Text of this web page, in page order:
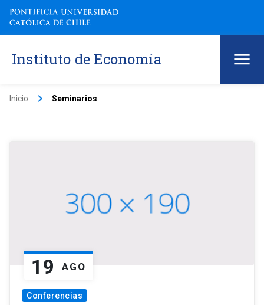
Instituto de Economía
Inicio keyboard_arrow_right Seminarios
19 AGO
Conferencias